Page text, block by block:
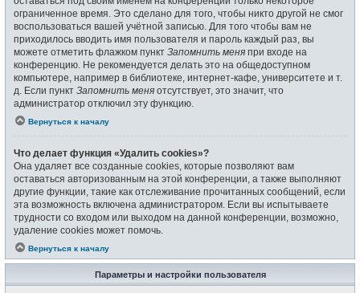
ограниченное время. Это сделано для того, чтобы никто другой не смог
воспользоваться вашей учётной записью. Для того чтобы вам не
приходилось вводить имя пользователя и пароль каждый раз, вы
можете отметить флажком пункт Запомнить меня при входе на
конференцию. Не рекомендуется делать это на общедоступном
компьютере, например в библиотеке, интернет-кафе, университете и т.
д. Если пункт Запомнить меня отсутствует, это значит, что
администратор отключил эту функцию.
Вернуться к началу
Что делает функция «Удалить cookies»?
Она удаляет все созданные cookies, которые позволяют вам
оставаться авторизованным на этой конференции, а также выполняют
другие функции, такие как отслеживание прочитанных сообщений, если
эта возможность включена администратором. Если вы испытываете
трудности со входом или выходом на данной конференции, возможно,
удаление cookies может помочь.
Вернуться к началу
Параметры и настройки пользователя